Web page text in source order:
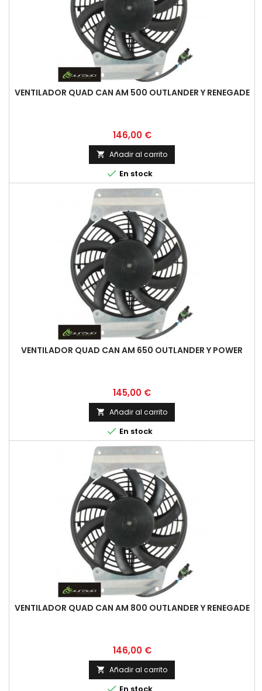
VENTILADOR QUAD CAN AM 500 OUTLANDER Y RENEGADE
Precio
146,00 €
 Añadir al carrito
 En stock
VENTILADOR QUAD CAN AM 650 OUTLANDER Y POWER
Precio
145,00 €
 Añadir al carrito
 En stock
VENTILADOR QUAD CAN AM 800 OUTLANDER Y RENEGADE
Precio
146,00 €
 Añadir al carrito
